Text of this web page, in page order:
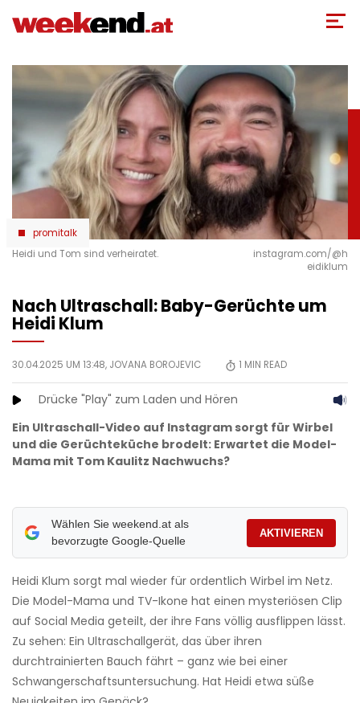
zum
promitalk
Heidi und Tom sind verheiratet.
instagram.com/@h
eidiklum
Nach Ultraschall: Baby-Gerüchte um
Heidi Klum
30.04.2025 UM 13:48, JOVANA BOROJEVIC 1 MIN READ
Drücke "Play" zum Laden und Hören
Ein Ultraschall-Video auf Instagram sorgt für Wirbel
und die Gerüchteküche brodelt: Erwartet die Model-
Mama mit Tom Kaulitz Nachwuchs?
Wählen Sie weekend.at als
bevorzugte Google-Quelle
AKTIVIEREN
Heidi Klum sorgt mal wieder für ordentlich Wirbel im Netz.
Die Model-Mama und TV-Ikone hat einen mysteriösen Clip
auf Social Media geteilt, der ihre Fans völlig ausflippen lässt.
Zu sehen: Ein Ultraschallgerät, das über ihren
durchtrainierten Bauch fährt – ganz wie bei einer
Schwangerschaftsuntersuchung. Hat Heidi etwa süße